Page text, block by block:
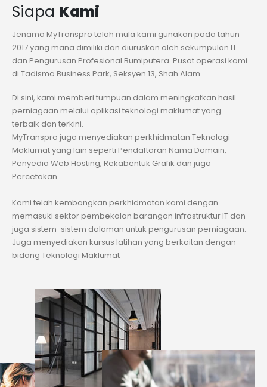
Siapa Kami
Jenama MyTranspro telah mula kami gunakan pada tahun
2017 yang mana dimiliki dan diuruskan oleh sekumpulan IT
dan Pengurusan Profesional Bumiputera. Pusat operasi kami
di Tadisma Business Park, Seksyen 13, Shah Alam
Di sini, kami memberi tumpuan dalam meningkatkan hasil
perniagaan melalui aplikasi teknologi maklumat yang
terbaik dan terkini.
MyTranspro juga menyediakan perkhidmatan Teknologi
Maklumat yang lain seperti Pendaftaran Nama Domain,
Penyedia Web Hosting, Rekabentuk Grafik dan juga
Percetakan.
Kami telah kembangkan perkhidmatan kami dengan
memasuki sektor pembekalan barangan infrastruktur IT dan
juga sistem-sistem dalaman untuk pengurusan perniagaan.
Juga menyediakan kursus latihan yang berkaitan dengan
bidang Teknologi Maklumat